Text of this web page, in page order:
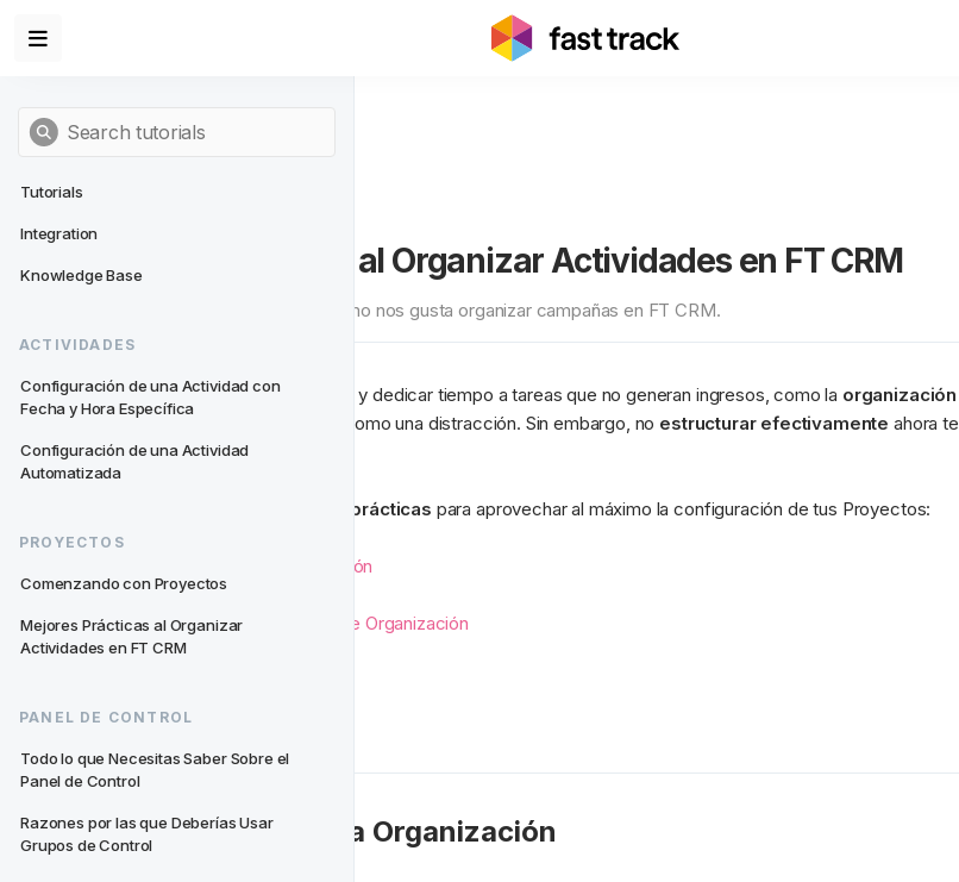
Tutorials
Integration
Knowledge Base
ACTIVIDADES
Configuración de una Actividad con
Fecha y Hora Específica
Configuración de una Actividad
Automatizada
PROYECTOS
Comenzando con Proyectos
Mejores Prácticas al Organizar
Actividades en FT CRM
PANEL DE CONTROL
Todo lo que Necesitas Saber Sobre el
Panel de Control
Razones por las que Deberías Usar
Grupos de Control
Mejores Prácticas al Organizar Actividades en FT CRM
Una colección de ideas sobre cómo nos gusta organizar campañas en FT CRM.
Todos somos personas ocupadas y dedicar tiempo a tareas que no generan ingresos, como la organización
de actividades
, puede sentirse como una distracción. Sin embargo, no estructurar efectivamente ahora te
costará eficiencia más adelante.
mejores prácticas para aprovechar al máximo la configuración de tus Proyectos:
Por Qué Importa la Organización
Nuestros Ejemplos Favoritos
Cuándo Usar Cada Método de Organización
Cómo Nombrar Proyectos
Puntos Clave
🗄️ Por Qué Importa la Organización